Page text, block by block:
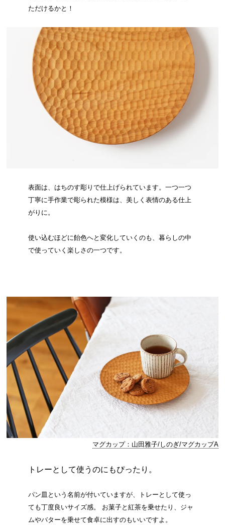
ただけるかと！
表面は、はちのす彫りで仕上げられています。一つ一つ
丁寧に手作業で彫られた模様は、美しく表情のある仕上
がりに。
使い込むほどに飴色へと変化していくのも、暮らしの中
で使っていく楽しさの一つです。
マグカップ：山田雅子/しのぎ/マグカップA
トレーとして使うのにもぴったり。
パン皿という名前が付いていますが、トレーとして使っ
ても丁度良いサイズ感。 お菓子と紅茶を乗せたり、ジャ
ムやバターを乗せて食卓に出すのもいいですよ。